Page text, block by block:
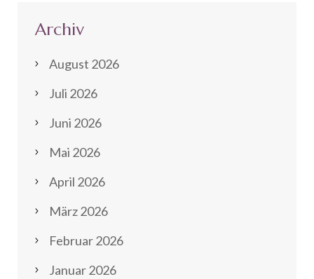
Archiv
August 2026
Juli 2026
Juni 2026
Mai 2026
April 2026
März 2026
Februar 2026
Januar 2026